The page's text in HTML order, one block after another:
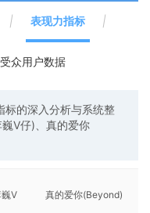
| 表现力指标 |
受众用户数据
标的深入分析与系统整
V仔)、真的爱你
V 真的爱你(Beyond)